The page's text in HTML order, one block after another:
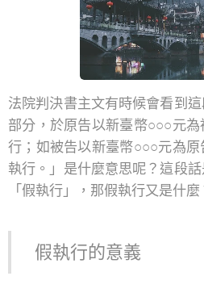
法院判決書主文有時候會看到
部分，於原告以新臺幣○○○元
行；如被告以新臺幣○○○元為
執行。」是什麼意思呢？這段
「假執行」，那假執行又是什
假執行的意義